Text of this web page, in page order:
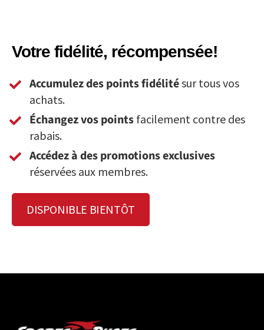
Votre fidélité, récompensée!
Accumulez des points fidélitésur tous vos
achats.
Échangez vos points facilement contre des
rabais.
Accédez à des promotions exclusives
réservées aux membres.
DISPONIBLE BIENTÔT